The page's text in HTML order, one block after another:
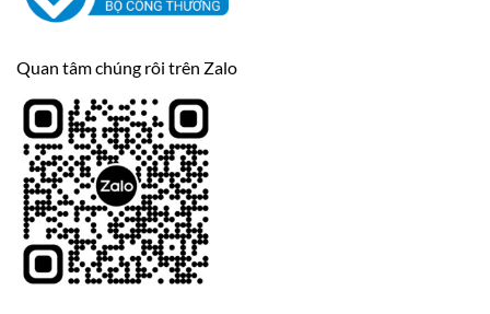
Quan tâm chúng rôi trên Zalo